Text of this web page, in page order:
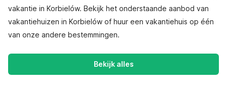
vakantie in Korbielów. Bekijk het onderstaande aanbod van
vakantiehuizen in Korbielów of huur een vakantiehuis op één
van onze andere bestemmingen.
Bekijk alles